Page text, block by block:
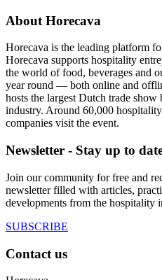
About Horecava
Horecava is the leading platform
Horecava supports hospitality
the world of food, beverages and
year round — both online and
hosts the largest Dutch trade
industry. Around 60,000
companies visit the event.
Newsletter - Stay up to
Join our community for free and
newsletter filled with articles,
developments from the hospitality
SUBSCRIBE
Contact us